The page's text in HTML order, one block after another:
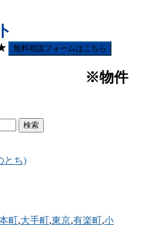
無料相談フォームはこちら
検索 ※物件
とち)
町,大手町,東京,有楽町,小